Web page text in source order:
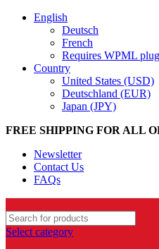
English
Deutsch
French
Requires WPML
Country
United States (USD)
Deutschland (EUR)
Japan (JPY)
FREE SHIPPING FOR ALL
Newsletter
Contact Us
FAQs
Select category